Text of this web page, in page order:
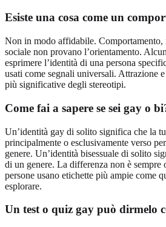
Esiste una cosa come un
Non in modo affidabile. Comportamento,
sociale non provano l’orientamento.
esprimere l’identità di una persona
usati come segnali universali. Attrazione
più significative degli stereotipi.
Come fai a sapere se sei gay o
Un’identità gay di solito significa che la
principalmente o esclusivamente verso
genere. Un’identità bisessuale di solito
di un genere. La differenza non è sempre
persone usano etichette più ampie come
esplorare.
Un test o quiz gay può dirmelo